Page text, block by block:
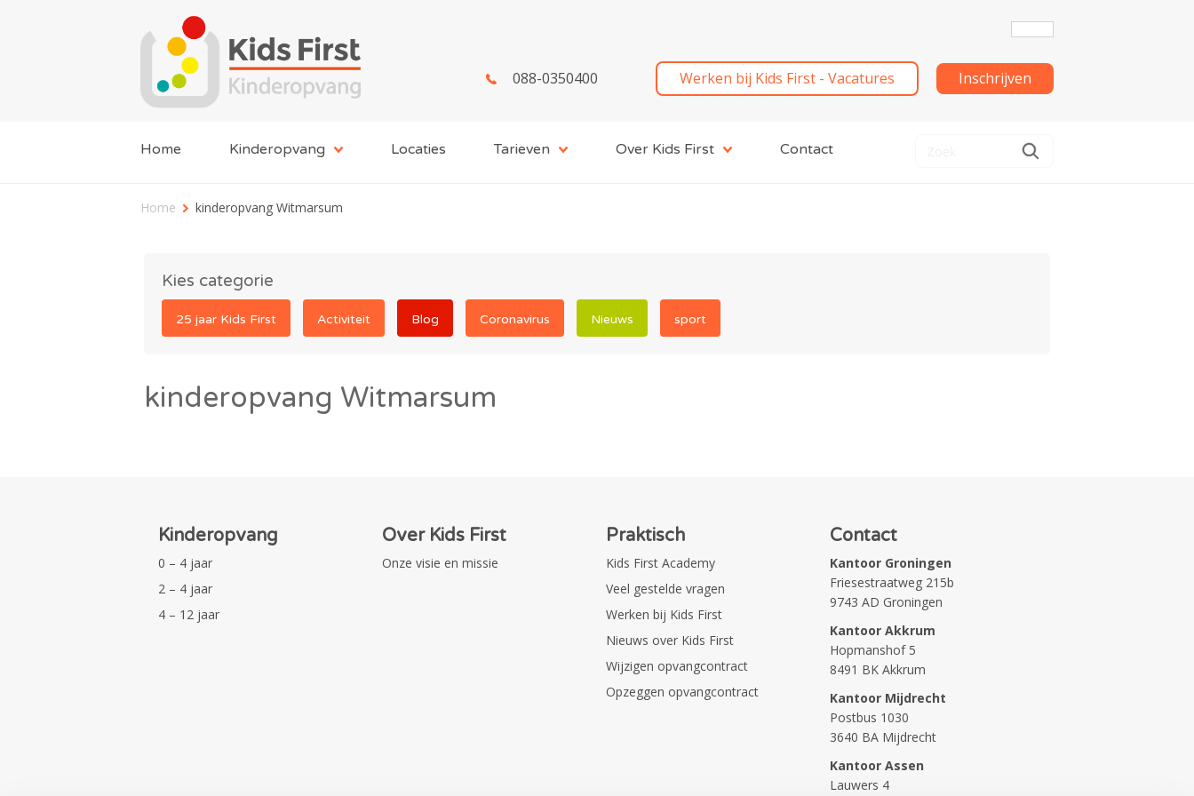
088-0350400 Werken bij Kids First - Vacatures Inschrijven
Home Kinderopvang Locaties Tarieven Over Kids First Contact
Home kinderopvang Witmarsum
Kies categorie
25 jaar Kids First Activiteit Blog Coronavirus Nieuws sport
kinderopvang Witmarsum
Kinderopvang
0 – 4 jaar
2 – 4 jaar
4 – 12 jaar
Over Kids First
Onze visie en missie
Praktisch
Kids First Academy
Veel gestelde vragen
Werken bij Kids First
Nieuws over Kids First
Wijzigen opvangcontract
Opzeggen opvangcontract
Contact
Kantoor Groningen
Friesestraatweg 215b
9743 AD Groningen
Kantoor Akkrum
Hopmanshof 5
8491 BK Akkrum
Kantoor Mijdrecht
Postbus 1030
3640 BA Mijdrecht
Kantoor Assen
Lauwers 4